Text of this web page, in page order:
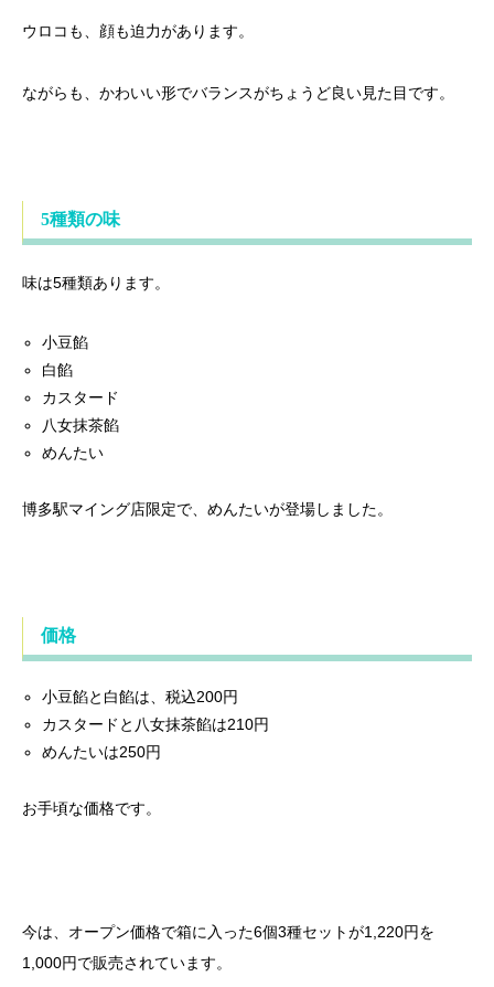
ウロコも、顔も迫力があります。
ながらも、かわいい形でバランスがちょうど良い見た目です。
5種類の味
味は5種類あります。
小豆餡
白餡
カスタード
八女抹茶餡
めんたい
博多駅マイング店限定で、めんたいが登場しました。
価格
小豆餡と白餡は、税込200円
カスタードと八女抹茶餡は210円
めんたいは250円
お手頃な価格です。
今は、オープン価格で箱に入った6個3種セットが1,220円を
1,000円で販売されています。